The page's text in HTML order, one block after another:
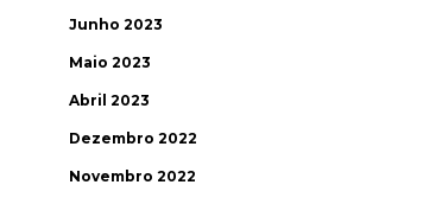
Junho 2023
Maio 2023
Abril 2023
Dezembro 2022
Novembro 2022